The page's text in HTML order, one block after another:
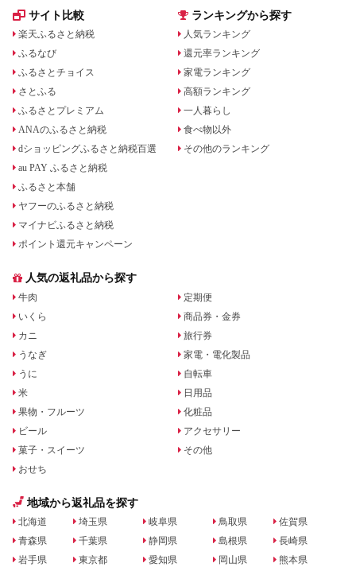
サイト比較
楽天ふるさと納税
ふるなび
ふるさとチョイス
さとふる
ふるさとプレミアム
ANAのふるさと納税
dショッピングふるさと納税百選
au PAY ふるさと納税
ふるさと本舗
ヤフーのふるさと納税
マイナビふるさと納税
ポイント還元キャンペーン
ランキングから探す
人気ランキング
還元率ランキング
家電ランキング
高額ランキング
一人暮らし
食べ物以外
その他のランキング
人気の返礼品から探す
牛肉
いくら
カニ
うなぎ
うに
米
果物・フルーツ
ビール
菓子・スイーツ
おせち
定期便
商品券・金券
旅行券
家電・電化製品
自転車
日用品
化粧品
アクセサリー
その他
地域から返礼品を探す
北海道
青森県
岩手県
埼玉県
千葉県
東京都
岐阜県
静岡県
愛知県
鳥取県
島根県
岡山県
佐賀県
長崎県
熊本県